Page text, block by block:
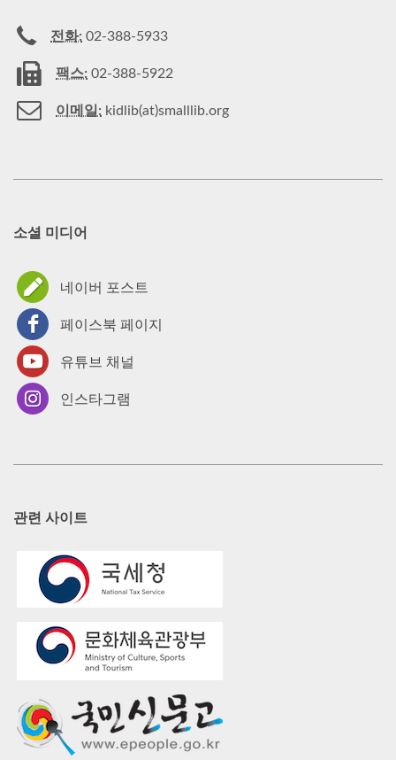
전화: 02-388-5933
팩스: 02-388-5922
이메일: kidlib(at)smalllib.org
소셜 미디어
네이버 포스트
페이스북 페이지
유튜브 채널
인스타그램
관련 사이트